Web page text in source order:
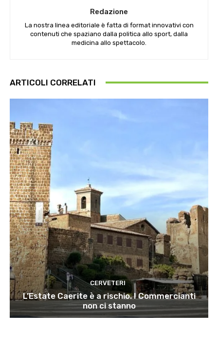
Redazione
La nostra linea editoriale è fatta di format innovativi con
contenuti che spaziano dalla politica allo sport, dalla
medicina allo spettacolo.
ARTICOLI CORRELATI
CERVETERI
L’Estate Caerite è a rischio. I Commercianti
non ci stanno